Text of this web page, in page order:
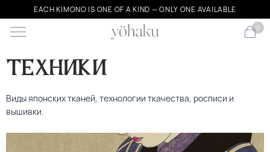
EACH KIMONO IS ONE OF A KIND — ONLY ONE AVAILABLE
0
техники
Виды японских тканей, технологии ткачества, росписи и
вышивки.